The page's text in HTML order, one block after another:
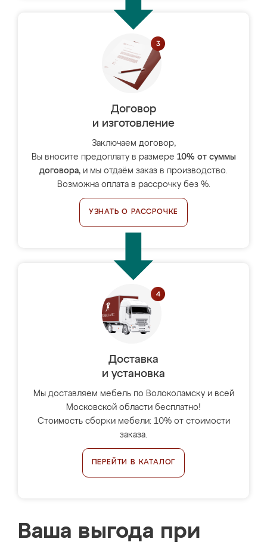
Договор
и изготовление
Заключаем договор,
Вы вносите предоплату в размере 10% от суммы
договора, и мы отдаём заказ в производство.
Возможна оплата в рассрочку без %.
УЗНАТЬ О РАССРОЧКЕ
Доставка
и установка
Мы доставляем мебель по Волоколамску и всей
Московской области бесплатно!
Стоимость сборки мебели: 10% от стоимости
заказа.
ПЕРЕЙТИ В КАТАЛОГ
Ваша выгода при